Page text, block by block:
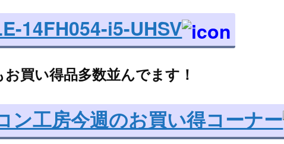
14FH054-i5-UHSV
買い得品多数並んでます！
ン工房今週のお買い得コーナー